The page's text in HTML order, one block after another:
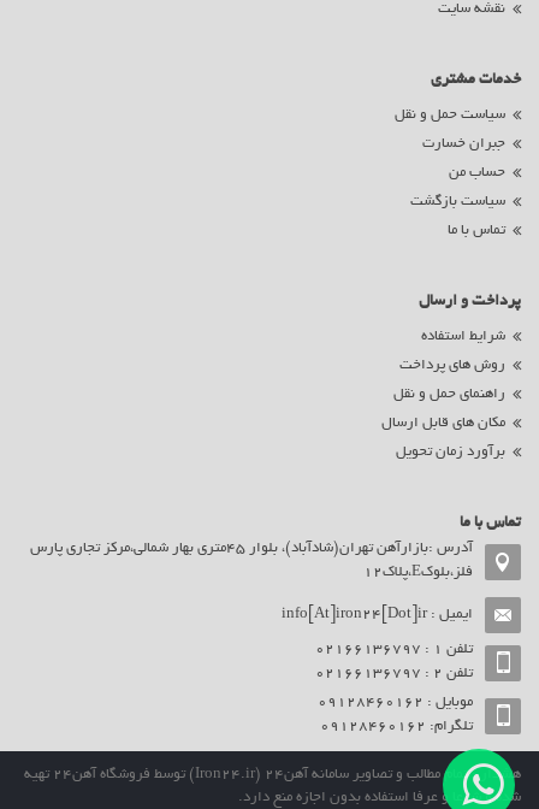
نقشه سایت
خدمات مشتری
سیاست حمل و نقل
جبران خسارت
حساب من
سیاست بازگشت
تماس با ما
پرداخت و ارسال
شرایط استفاده
روش های پرداخت
راهنمای حمل و نقل
مکان های قابل ارسال
برآورد زمان تحویل
تماس با ما
آدرس :بازارآهن تهران(شادآباد)، بلوار 45متری بهار شمالی،مرکز تجاری پارس
فلز،بلوکE،پلاک12
ایمیل :info[At]iron24[Dot]ir
تلفن ۱ : 02166136797
تلفن ۲ : 02166136797
موبایل : ۰9128460162
تلگرام: ۰9128460162
هشدار : تمام مطالب و تصاویر سامانه آهن24 (Iron24.ir)
توسط فروشگاه آهن24 تهیه
شده و شرعا و عرفا استفاده بدون اجازه منع دارد.